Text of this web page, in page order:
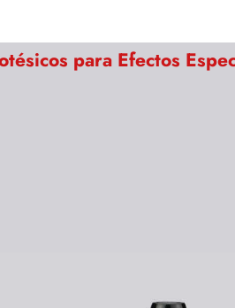
para Efectos